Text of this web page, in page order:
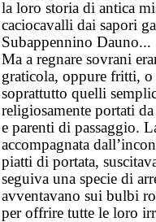
la loro storia di antica
caciocavalli dai sapori
Subappennino Dauno...
Ma a regnare sovrani
graticola, oppure fritti, o
soprattutto quelli
religiosamente portati
e parenti di passaggio.
accompagnata
piatti di portata,
seguiva una specie di
avventavano sui bulbi
per offrire tutte le loro